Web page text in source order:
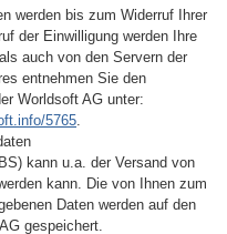
werden bis zum Widerruf Ihrer
der Einwilligung werden Ihre
auch von den Servern der
entnehmen Sie den
Worldsoft AG unter:
5765.
kann u.a. der Versand von
kann. Die von Ihnen zum
Daten werden auf den
gespeichert.